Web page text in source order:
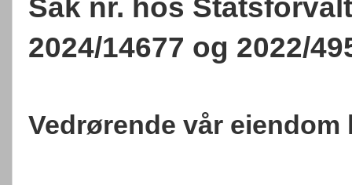
Sak nr. hos
2024/14677 og 2022/
Vedrørende vår